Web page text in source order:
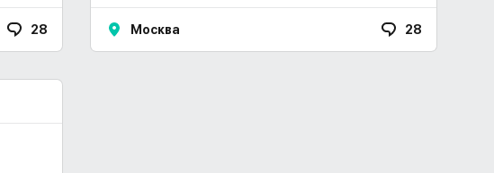
28 Москва 28